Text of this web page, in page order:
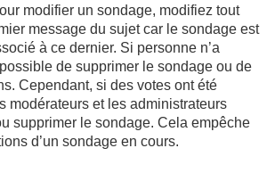
modifier un sondage, modifiez tout
message du sujet car le sondage est
à ce dernier. Si personne n’a
de supprimer le sondage ou de
Cependant, si des votes ont été
modérateurs et les administrateurs
supprimer le sondage. Cela empêche
d’un sondage en cours.